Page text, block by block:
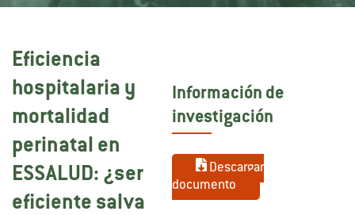
Eficiencia
hospitalaria y
mortalidad
perinatal en
ESSALUD: ¿ser
eficiente salva
Información de
investigación
Descargar
documento